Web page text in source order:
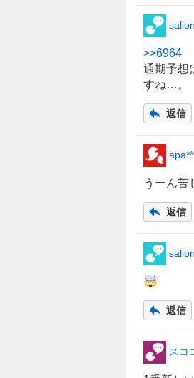
salion
>>6964
通期予想
すね…。
返信
うーん苦
返信
salion
🤯
返信
スコ